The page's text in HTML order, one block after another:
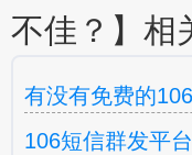
不佳？】相
有没有免费的
106短信群发平